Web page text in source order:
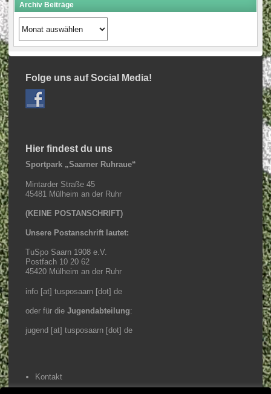
Archiv Beiträge
Archiv
Beiträge
Folge uns auf Social Media!
Hier findest du uns
Sportpark „Saarner Ruhraue“
Mintarder Straße 45
45481 Mülheim an der Ruhr
(KEINE POSTANSCHRIFT)
Unsere Postanschrift lautet:
TuSpo Saarn 1908 e.V.
Postfach 10 20 62
45420 Mülheim an der Ruhr
info [at] tusposaarn [dot] de
oder für die Jugendabteilung:
jugend [at] tusposaarn [dot] de
Kontakt